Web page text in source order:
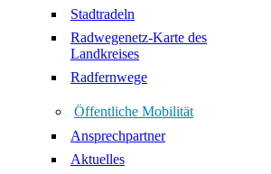
Stadtradeln
Radwegenetz-Karte des
Landkreises
Radfernwege
Öffentliche Mobilität
Ansprechpartner
Aktuelles